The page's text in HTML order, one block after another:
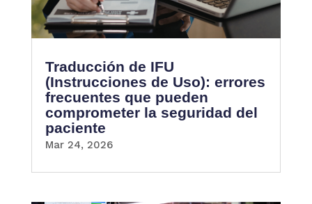
Traducción de IFU
(Instrucciones de Uso): errores
frecuentes que pueden
comprometer la seguridad del
paciente
Mar 24, 2026